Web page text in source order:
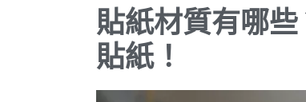
貼紙材質有哪
貼紙！